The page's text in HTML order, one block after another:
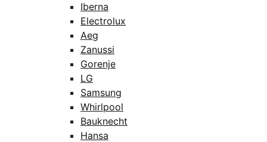
Iberna
Electrolux
Aeg
Zanussi
Gorenje
LG
Samsung
Whirlpool
Bauknecht
Hansa